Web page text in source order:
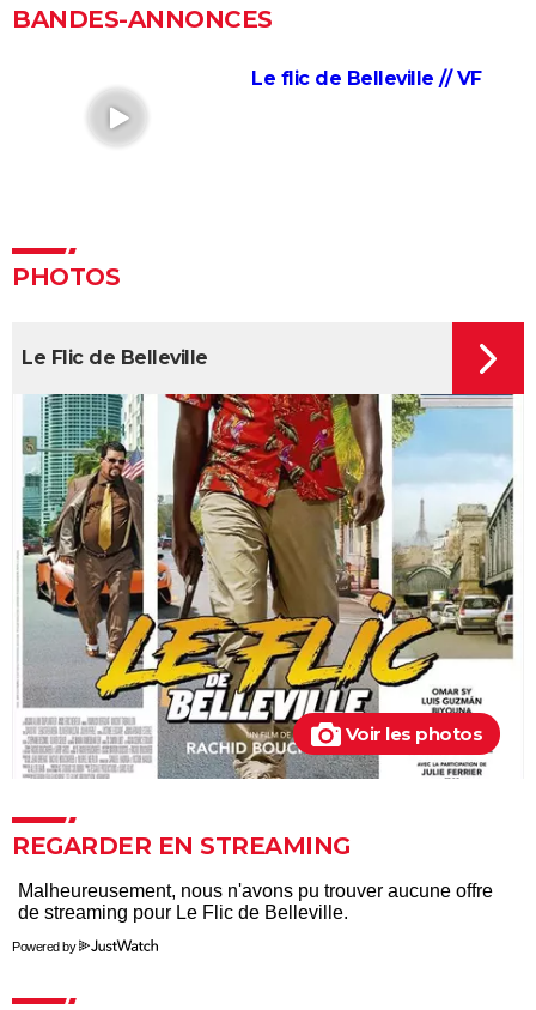
Intouchables : "Sans lui je serais mort de
La vie pour de vrai : les retrouvailles de Kad Merad et
Dany Boon au cinéma
annonce, avis...
La Grande Vadrouille : Louis de Funès s'est entraîné
pendant trois mois pour cette scène qui ne dure
pourtant que quelques minutes
Le diable s'habille en Prada 2 : le film aura-t-il droit à
une suite ?
Barbie : même Ryan Gosling était "déçu", les
nominations aux Oscars ont provoqué un tollé
Astérix et Obélix et L'Empire du Milieu : casting,
streaming, critiques, avis... Tout savoir
Kaamelott, premier volet : quand sort la suite du film
au cinéma ?
La Cité de la peur : Valérie Lemercier a fait une
l'écran ?
elle prévue ?
pour Jean-Paul Rouve
BANDES-ANNONCES
Le flic de Belleville // VF
PHOTOS
Voir les photos
Le Flic de Belleville
REGARDER EN STREAMING
Powered by